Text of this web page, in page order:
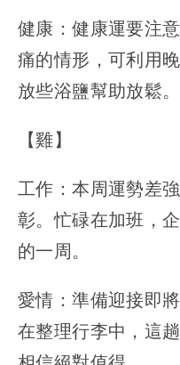
健康：健康運要注
痛的情形，可利用
放些浴鹽幫助放鬆。
【雞】
工作：本周運勢差
彰。忙碌在加班，
的一周。
愛情：準備迎接即
在整理行李中，這